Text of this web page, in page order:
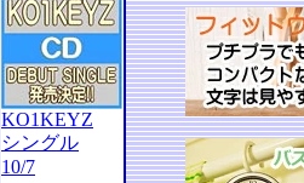
KO1KEYZ
シングル
10/7